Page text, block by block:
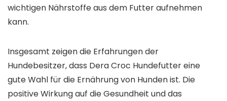
wichtigen Nährstoffe aus dem Futter aufnehmen
kann.
Insgesamt zeigen die Erfahrungen der
Hundebesitzer, dass Dera Croc Hundefutter eine
gute Wahl für die Ernährung von Hunden ist. Die
positive Wirkung auf die Gesundheit und das